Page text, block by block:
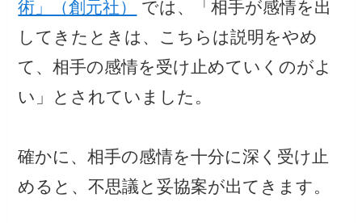
術」（創元社）
では、「相手が感情を出
してきたときは、こちらは説明をやめ
て、相手の感情を受け止めていくのがよ
い」とされていました。
確かに、相手の感情を十分に深く受け止
めると、不思議と妥協案が出てきます。